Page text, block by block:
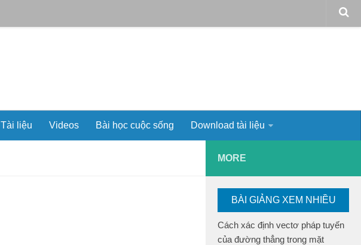
Tài liệu Videos Bài học cuộc sống Download tài liệu
MORE
BÀI GIẢNG XEM NHIỀU
Cách xác định vectơ pháp tuyến
của đường thẳng trong mặt